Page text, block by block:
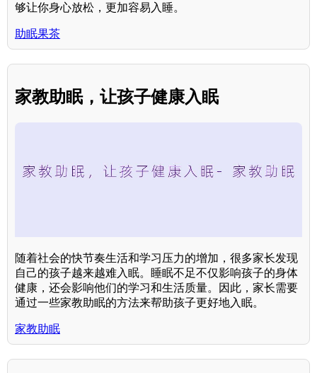
够让你身心放松，更加容易入睡。
助眠果茶
家教助眠，让孩子健康入眠
随着社会的快节奏生活和学习压力的增加，很多家长发现
自己的孩子越来越难入眠。睡眠不足不仅影响孩子的身体
健康，还会影响他们的学习和生活质量。因此，家长需要
通过一些家教助眠的方法来帮助孩子更好地入眠。
家教助眠